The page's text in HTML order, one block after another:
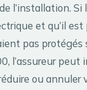
l’installation. Si
et qu’il
pas protégés
l’assureur peut
ou annuler